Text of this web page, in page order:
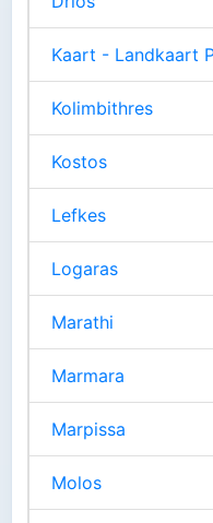
Kaart - Landkaart
Kolimbithres
Kostos
Lefkes
Logaras
Marathi
Marmara
Marpissa
Molos